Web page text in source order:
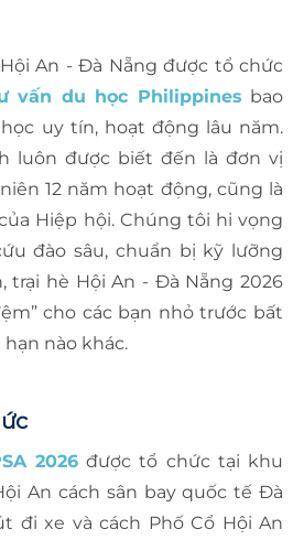
An - Đà Nẵng được tổ chức
vấn du học Philippines bao
uy tín, hoạt động lâu năm.
luôn được biết đến là đơn vị
12 năm hoạt động, cũng là
Hiệp hội. Chúng tôi hi vọng
đào sâu, chuẩn bị kỹ lưỡng
trại hè Hội An - Đà Nẵng 2026
cho các bạn nhỏ trước bất
nào khác.
2026 được tổ chức tại khu
An cách sân bay quốc tế Đà
đi xe và cách Phố Cổ Hội An